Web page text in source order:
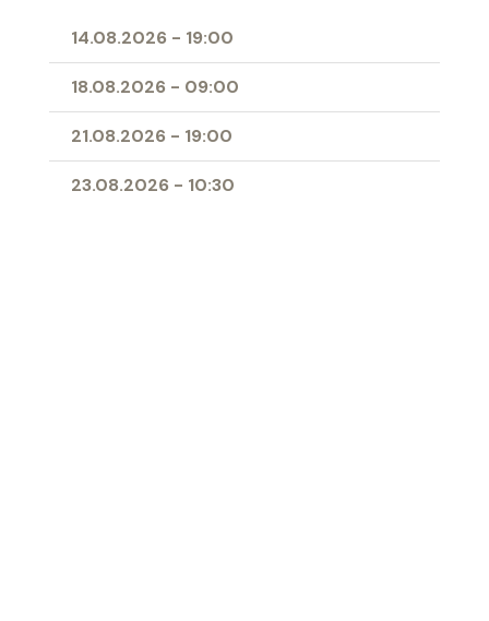
14.08.2026 - 19:00
18.08.2026 - 09:00
21.08.2026 - 19:00
23.08.2026 - 10:30